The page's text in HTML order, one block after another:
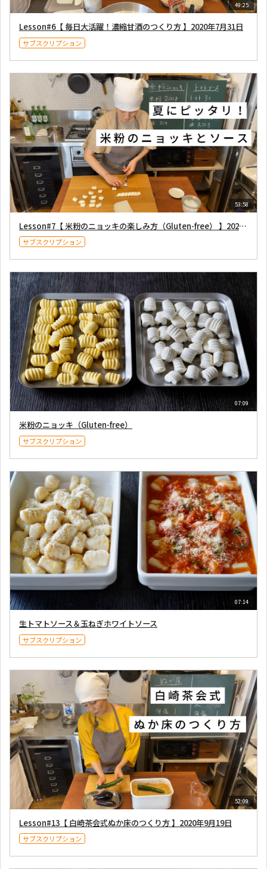
49:25
Lesson#6【 毎日大活躍！濃縮甘酒のつくり方 】2020年7月31日
サブスクリプション
53:58
Lesson#7【 米粉のニョッキの楽しみ方（Gluten-free） 】2020年8月7日
サブスクリプション
07:09
米粉のニョッキ（Gluten-free）
サブスクリプション
07:14
生トマトソース＆玉ねぎホワイトソース
サブスクリプション
52:09
Lesson#13【 白崎茶会式ぬか床のつくり方 】2020年9月19日
サブスクリプション